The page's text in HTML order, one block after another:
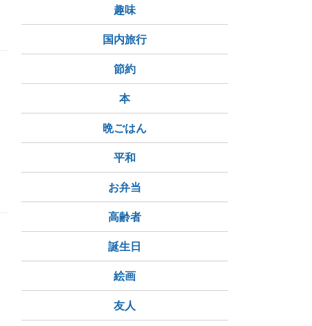
趣味
国内旅行
節約
本
晩ごはん
平和
お弁当
高齢者
誕生日
絵画
友人